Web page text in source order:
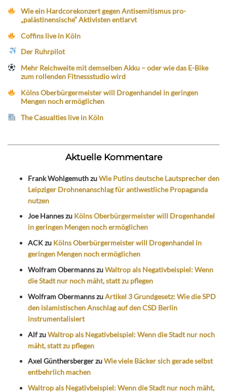
Wie ein Hardcorekonzert gegen Antisemitismus pro-
„palästinensische“ Aktivisten entlarvt
Coffins live in Köln
Der Ruhrpilot
Mehr Reichweite mit demselben Akku – oder wie das E-Bike
zum rollenden Fitnessstudio wird
Kölns Oberbürgermeister will Drogenhandel in geringen
Mengen noch ermöglichen
The Casualties live in Köln
Aktuelle Kommentare
Frank WohlgemuthzuWie Putins deutsche Lautsprecher den
Leipziger Drohnenanschlag für antiwestliche Propaganda
nutzen
Joe Hanneszu Kölns Oberbürgermeister will Drogenhandel
in geringen Mengen noch ermöglichen
ACKzu Kölns Oberbürgermeister will Drogenhandel in
geringen Mengen noch ermöglichen
Wolfram ObermannszuWaltrop als Negativbeispiel: Wenn
die Stadt nur noch mäht, statt zu pflegen
Wolfram ObermannszuArtikel 3 Grundgesetz: Wie die SPD
den islamistischen Anschlag auf den CSD Berlin
instrumentalisiert
AlfzuWaltrop als Negativbeispiel: Wenn die Stadt nur noch
mäht, statt zu pflegen
Axel GünthersbergerzuWie viele Bäcker sich gerade selbst
entbehrlich machen
Waltrop als Negativbeispiel: Wenn die Stadt nur noch mäht,